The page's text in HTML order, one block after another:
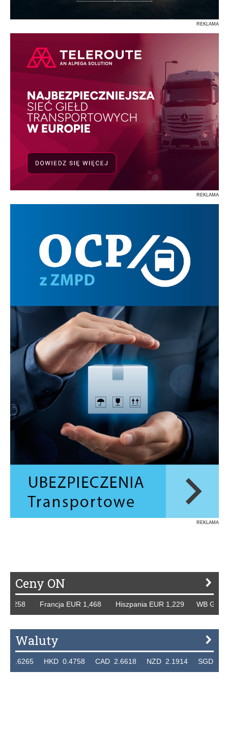
REKLAMA
REKLAMA
REKLAMA
Ceny ON
EUR 1,468 Hiszpania EUR 1,229 WB GBP
Waluty
HKD 0.4758 CAD 2.6618 NZD 2.1914 SGD 2.9123